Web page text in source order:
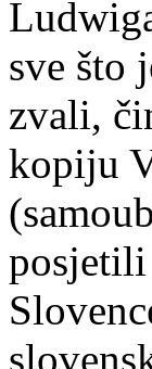
sve što
zvali,
kopiju
posjetili